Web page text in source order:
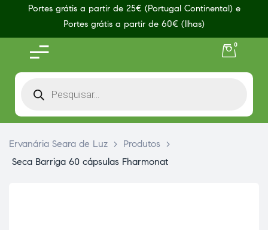
Portes grátis a partir de 25€ (Portugal Continental) e
Portes grátis a partir de 60€ (Ilhas)
0
Ervanária Seara de Luz > Produtos
>
Seca Barriga 60 cápsulas Fharmonat